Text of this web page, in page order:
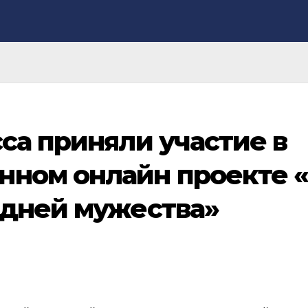
приняли участие в
онлайн проекте «
мужества»